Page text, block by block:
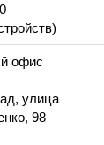
офис
улица
98